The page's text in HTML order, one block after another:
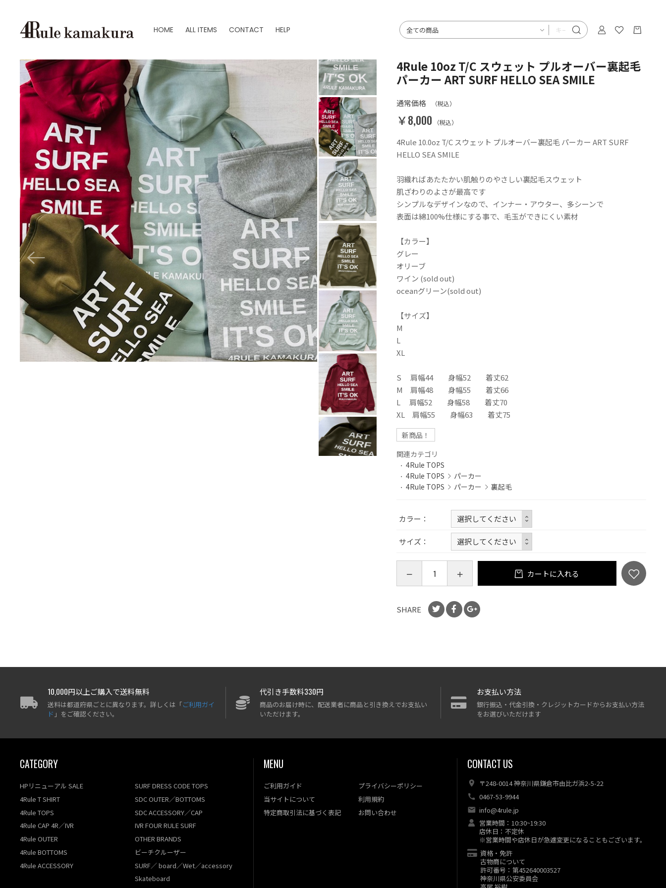
HOME ALL ITEMS CONTACT HELP
4Rule 10oz T/C スウェット プルオーバー裏起毛
パーカー ART SURF HELLO SEA SMILE
通常価格 （税込）
￥8,000 （税込）
4Rule 10.0oz T/C スウェット プルオーバー裏起毛 パーカー ART SURF
HELLO SEA SMILE
羽織ればあたたかい肌触りのやさしい裏起毛スウェット
肌ざわりのよさが最高です
シンプルなデザインなので、インナー・アウター、多シーンで
表面は綿100%仕様にする事で、毛玉ができにくい素材
【カラー】
グレー
オリーブ
ワイン (sold out)
oceanグリーン(sold out)
【サイズ】
M
L
XL
S 肩幅44 身幅52 着丈62
M 肩幅48 身幅55 着丈66
L 肩幅52 身幅58 着丈70
XL 肩幅55 身幅63 着丈75
新商品！
関連カテゴリ
4Rule TOPS
4Rule TOPS
パーカー
4Rule TOPS
パーカー 裏起毛
カラー
サイズ
カートに入れる
SHARE
10,000円以上ご購入で送料無料
送料は都道府県ごとに異なります。詳しくは「ご利用ガイ
ド 」をご確認ください。
代引き手数料330円
商品のお届け時に、配送業者に商品と引き換えでお支払い
いただけます。
お支払い方法
銀行振込・代金引換・クレジットカードからお支払い方法
をお選びいただけます
CATEGORY
HPリニューアル SALE
4Rule T SHIRT
4Rule TOPS
4Rule CAP 4R／IVR
4Rule OUTER
4Rule BOTTOMS
4Rule ACCESSORY
SURF DRESS CODE TOPS
SDC OUTER／BOTTOMS
SDC ACCESSORY／CAP
IVR FOUR RULE SURF
OTHER BRANDS
ビーチクルーザー
SURF／ board／Wet／accessory
Skateboard
MENU
ご利用ガイド
当サイトについて
特定商取引法に基づく表記
プライバシーポリシー
利用規約
お問い合わせ
CONTACT US
〒248-0014 神奈川県鎌倉市由比ガ浜2-5-22
0467-53-9944
info@4rule.jp
営業時間：10:30~19:30
店休日：不定休
※営業時間や店休日が急遽変更になることもございます。
資格・免許
古物商について
許可番号：第452640003527
神奈川県公安委員会